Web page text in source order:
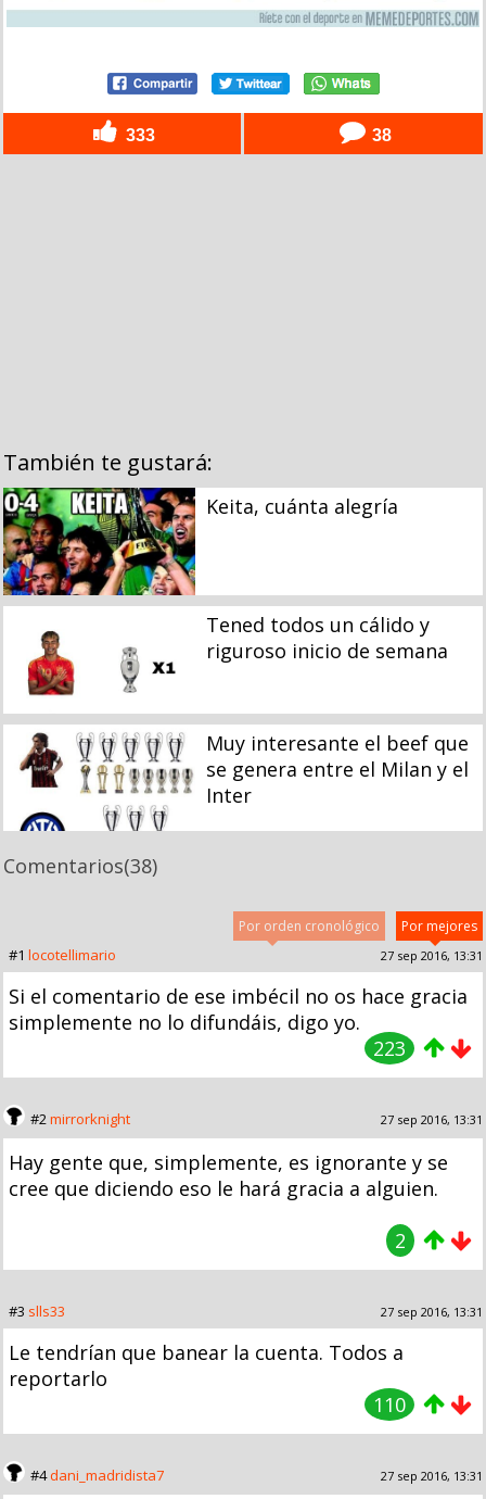
333 38
También te gustará:
Keita, cuánta alegría
Tened todos un cálido y
riguroso inicio de semana
Muy interesante el beef que
se genera entre el Milan y el
Inter
Comentarios(38)
Por mejores
Por orden cronológico
#1 locotellimario 27 sep 2016, 13:31
Si el comentario de ese imbécil no os hace gracia
simplemente no lo difundáis, digo yo.
223
#2mirrorknight 27 sep 2016, 13:31
Hay gente que, simplemente, es ignorante y se
cree que diciendo eso le hará gracia a alguien.
2
#3 slls33 27 sep 2016, 13:31
Le tendrían que banear la cuenta. Todos a
reportarlo
110
#4dani_madridista7 27 sep 2016, 13:31